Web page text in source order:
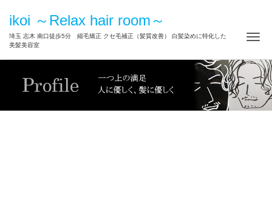
ikoi ～Relax hair room～
埼玉 志木 南口徒歩5分 縮毛矯正 クセ毛補正（髪質改善） 白髪染めに特化した
美髪美容室
ナ